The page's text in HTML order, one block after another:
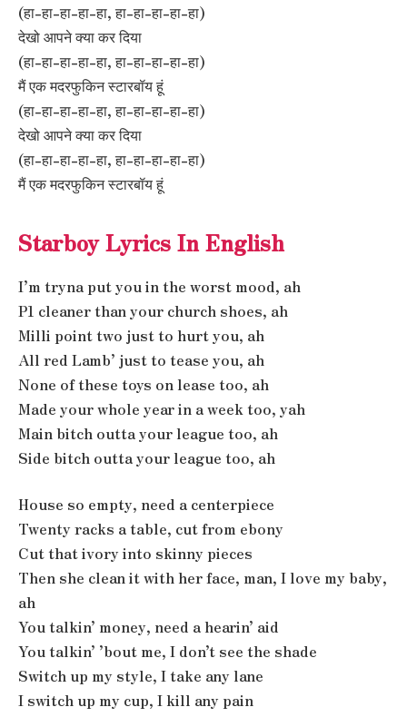
(हा-हा-हा-हा-हा, हा-हा-हा-हा-हा)
देखो आपने क्या कर दिया
(हा-हा-हा-हा-हा, हा-हा-हा-हा-हा)
मैं एक मदरफुकिन स्टारबॉय हूं
(हा-हा-हा-हा-हा, हा-हा-हा-हा-हा)
देखो आपने क्या कर दिया
(हा-हा-हा-हा-हा, हा-हा-हा-हा-हा)
मैं एक मदरफुकिन स्टारबॉय हूं
Starboy Lyrics In English
I’m tryna put you in the worst mood, ah
P1 cleaner than your church shoes, ah
Milli point two just to hurt you, ah
All red Lamb’ just to tease you, ah
None of these toys on lease too, ah
Made your whole year in a week too, yah
Main bitch outta your league too, ah
Side bitch outta your league too, ah
House so empty, need a centerpiece
Twenty racks a table, cut from ebony
Cut that ivory into skinny pieces
Then she clean it with her face, man, I love my baby,
ah
You talkin’ money, need a hearin’ aid
You talkin’ ’bout me, I don’t see the shade
Switch up my style, I take any lane
I switch up my cup, I kill any pain